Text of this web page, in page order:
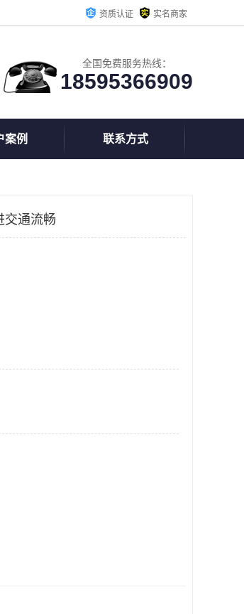
资质认证 实名商家
全国免费服务热线：
18595366909
案例 联系方式
交通流畅